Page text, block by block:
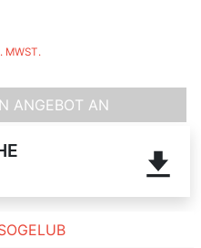
MWST.
ANGEBOT AN